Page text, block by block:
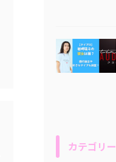
カテゴリー